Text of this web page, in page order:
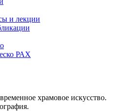
и лекции
РАХ
храмовое искусство.